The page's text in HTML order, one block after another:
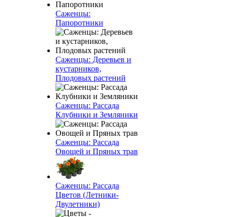
Саженцы:
Папоротники
Саженцы: Деревьев и
кустарников,
Плодовых растений
Саженцы: Рассада
Клубники и Земляники
Саженцы: Рассада
Овощей и Пряных трав
Саженцы: Рассада
Цветов (Летники-
Двулетники)